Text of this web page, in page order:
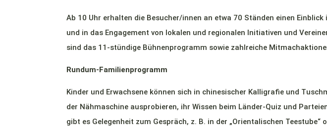
Ab 10 Uhr erhalten die Besucher/innen an etwa 70 Ständen einen
und in das Engagement von lokalen und regionalen Initiativen und
sind das 11-stündige Bühnenprogramm sowie zahlreiche
Rundum-Familienprogramm
Kinder und Erwachsene können sich in chinesischer Kalligrafie und
der Nähmaschine ausprobieren, ihr Wissen beim Länder-Quiz und
gibt es Gelegenheit zum Gespräch, z. B. in der „Orientalischen Teestube“